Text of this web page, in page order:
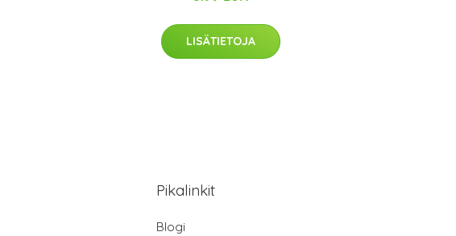
LISÄTIETOJA
Pikalinkit
Blogi